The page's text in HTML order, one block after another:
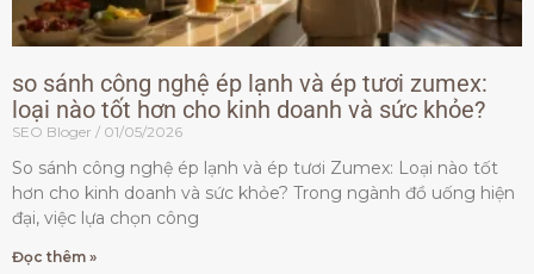
so sánh công nghệ ép lạnh và ép tươi zumex:
loại nào tốt hơn cho kinh doanh và sức khỏe?
SEO Bloger 01/05/2026
So sánh công nghệ ép lạnh và ép tươi Zumex: Loại nào tốt
hơn cho kinh doanh và sức khỏe? Trong ngành đồ uống hiện
đại, việc lựa chọn công
Đọc thêm »